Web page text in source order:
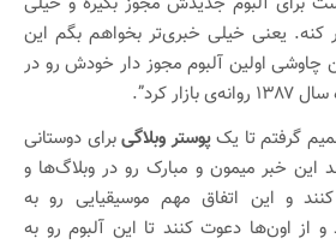
کنه. یعنی خیلی خبری‌تر بخواهم بگم این
اولین آلبوم مجوز دار خودش رو در
گرفتم تا یکپوستر وبلاگیبرای دوستانی
خبر میمون و مبارک رو در وبلاگ‌ها و
و این اتفاق مهم موسیقیایی رو به
و از اون‌ها دعوت کنند تا این آلبوم رو به